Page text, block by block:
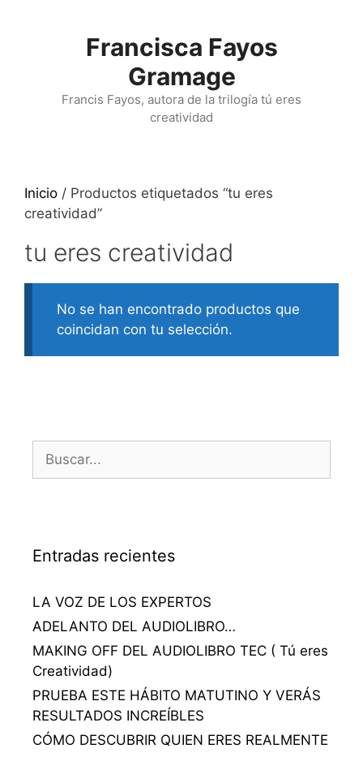
Francisca Fayos
Gramage
Francis Fayos, autora de la trilogía tú eres
creatividad
Inicio / Productos etiquetados “tu eres
creatividad”
tu eres creatividad
No se han encontrado productos que
coincidan con tu selección.
Entradas recientes
LA VOZ DE LOS EXPERTOS
ADELANTO DEL AUDIOLIBRO…
MAKING OFF DEL AUDIOLIBRO TEC ( Tú eres
Creatividad)
PRUEBA ESTE HÁBITO MATUTINO Y VERÁS
RESULTADOS INCREÍBLES
CÓMO DESCUBRIR QUIEN ERES REALMENTE